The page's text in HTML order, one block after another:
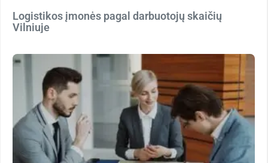
Logistikos įmonės pagal darbuotojų skaičių
Vilniuje